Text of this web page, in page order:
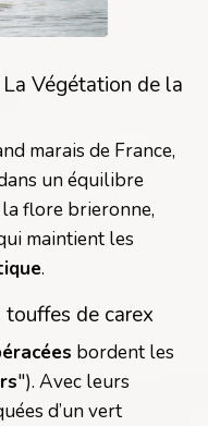
Végétation de la
marais de France,
un équilibre
la flore brieronne,
maintient les
.
touffes de carex
bordent les
"). Avec leurs
d’un vert